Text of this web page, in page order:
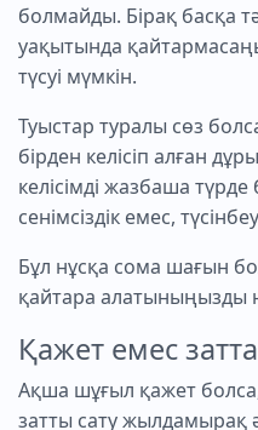
болмайды. Бірақ басқа
уақытында
түсуі мүмкін.
Туыстар туралы сөз
бірден келісіп алған
келісімді жазбаша түрде
сенімсіздік емес,
Бұл нұсқа сома шағын
қайтара алатыныңызды
Қажет емес
Ақша шұғыл қажет
затты сату жылдамырақ